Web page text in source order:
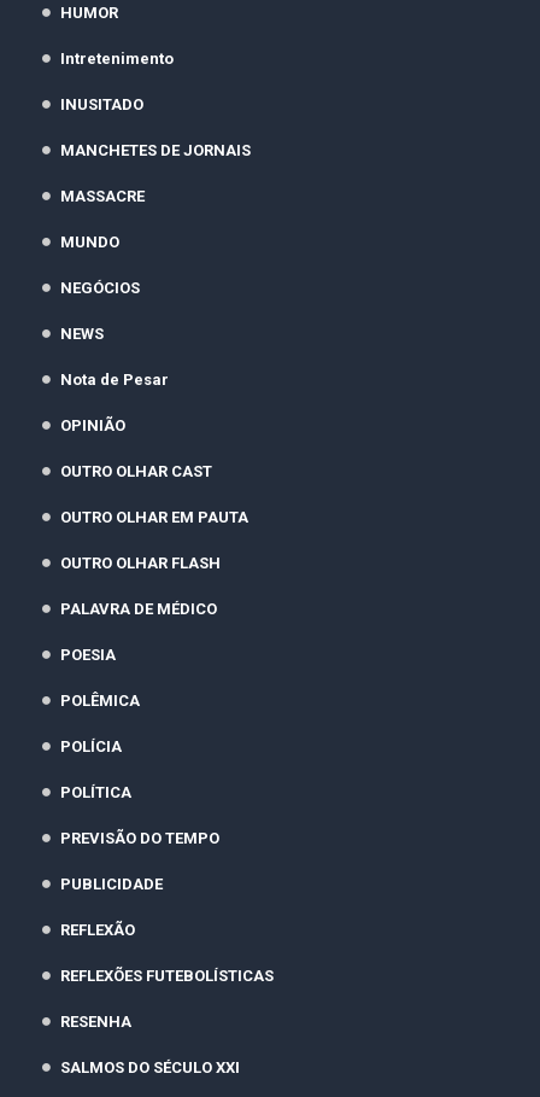
HUMOR
Intretenimento
INUSITADO
MANCHETES DE JORNAIS
MASSACRE
MUNDO
NEGÓCIOS
NEWS
Nota de Pesar
OPINIÃO
OUTRO OLHAR CAST
OUTRO OLHAR EM PAUTA
OUTRO OLHAR FLASH
PALAVRA DE MÉDICO
POESIA
POLÊMICA
POLÍCIA
POLÍTICA
PREVISÃO DO TEMPO
PUBLICIDADE
REFLEXÃO
REFLEXÕES FUTEBOLÍSTICAS
RESENHA
SALMOS DO SÉCULO XXI